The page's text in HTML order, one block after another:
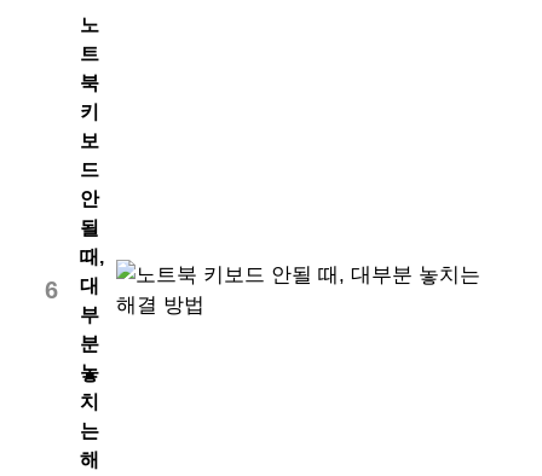
6
노
트
북
키
보
드
안
될
때,
대
부
분
놓
치
는
해